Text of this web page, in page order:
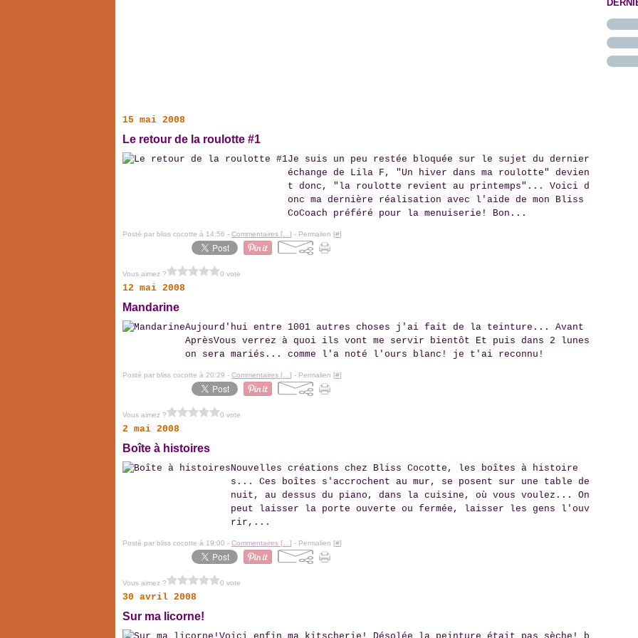
15 mai 2008
Le retour de la roulotte #1
Je suis un peu restée bloquée sur le sujet du dernier
échange de Lila F, "Un hiver dans ma roulotte" devien
t donc, "la roulotte revient au printemps"... Voici d
onc ma dernière réalisation avec l'aide de mon Bliss
CoCoach préféré pour la menuiserie! Bon...
Posté par bliss cocotte à 14:56 - Commentaires [ ] - Permalien [#]
Vous aimez ? 0 vote
12 mai 2008
Mandarine
Aujourd'hui entre 1001 autres choses j'ai fait de la teinture... Avant
AprèsVous verrez à quoi ils vont me servir bientôt Et puis dans 2 lunes
on sera mariés... comme l'a noté l'ours blanc! je t'ai reconnu!
Posté par bliss cocotte à 20:29 - Commentaires [ ] - Permalien [#]
Vous aimez ? 0 vote
2 mai 2008
Boîte à histoires
Nouvelles créations chez Bliss Cocotte, les boîtes à histoire
s... Ces boîtes s'accrochent au mur, se posent sur une table de
nuit, au dessus du piano, dans la cuisine, où vous voulez... On
peut laisser la porte ouverte ou fermée, laisser les gens l'ouv
rir,...
Posté par bliss cocotte à 19:00 - Commentaires [ ] - Permalien [#]
Vous aimez ? 0 vote
30 avril 2008
Sur ma licorne!
Mai
Avril
Juin
Mai
Juin
Août
Août